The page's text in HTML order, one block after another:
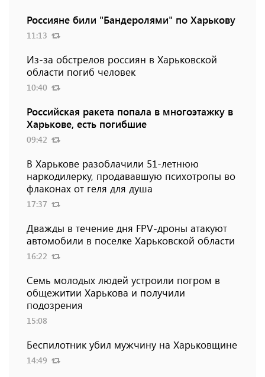
Россияне били "Бандеролями" по Харькову
11:13
Из-за обстрелов россиян в Харьковской
области погиб человек
10:40
Российская ракета попала в многоэтажку в
Харькове, есть погибшие
09:42
В Харькове разоблачили 51-летнюю
наркодилерку, продававшую психотропы во
флаконах от геля для душа
17:37
Дважды в течение дня FPV-дроны атакуют
автомобили в поселке Харьковской области
16:22
Семь молодых людей устроили погром в
общежитии Харькова и получили
подозрения
15:08
Беспилотник убил мужчину на Харьковщине
14:49